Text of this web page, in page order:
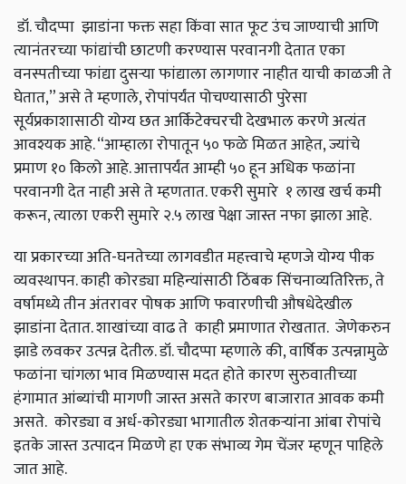
डॉ. चौदप्पा झाडांना फक्त सहा किंवा सात फूट उंच जाण्याची आणि
त्यानंतरच्या फांद्यांची छाटणी करण्यास परवानगी देतात एका
वनस्पतीच्या फांद्या दुसऱ्या फांद्याला लागणार नाहीत याची काळजी ते
घेतात,” असे ते म्हणाले, रोपांपर्यंत पोचण्यासाठी पुरेसा
सूर्यप्रकाशासाठी योग्य छत आर्किटेक्चरची देखभाल करणे अत्यंत
आवश्यक आहे. “आम्हाला रोपातून ५० फळे मिळत आहेत, ज्यांचे
प्रमाण १० किलो आहे. आत्तापर्यंत आम्ही ५० हून अधिक फळांना
परवानगी देत नाही असे ते म्हणतात. एकरी सुमारे १ लाख खर्च कमी
करून, त्याला एकरी सुमारे २.५ लाख पेक्षा जास्त नफा झाला आहे.
या प्रकारच्या अति-घनतेच्या लागवडीत महत्त्वाचे म्हणजे योग्य पीक
व्यवस्थापन. काही कोरड्या महिन्यांसाठी ठिंबक सिंचनाव्यतिरिक्त, ते
वर्षामध्ये तीन अंतरावर पोषक आणि फवारणीची औषधेदेखील
झाडांना देतात. शाखांच्या वाढ ते काही प्रमाणात रोखतात. जेणेकरुन
झाडे लवकर उत्पन्न देतील. डॉ. चौदप्पा म्हणाले की, वार्षिक उत्पन्नामुळे
फळांना चांगला भाव मिळण्यास मदत होते कारण सुरुवातीच्या
हंगामात आंब्यांची मागणी जास्त असते कारण बाजारात आवक कमी
असते. कोरड्या व अर्ध-कोरड्या भागातील शेतकर्‍यांना आंबा रोपांचे
इतके जास्त उत्पादन मिळणे हा एक संभाव्य गेम चेंजर म्हणून पाहिले
जात आहे.